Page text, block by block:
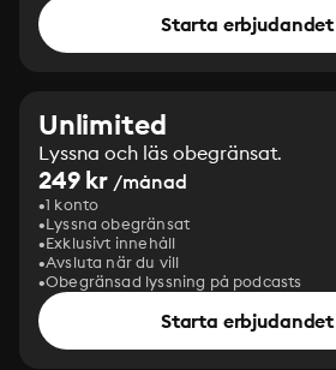
Starta erbjudandet
Unlimited
Lyssna och läs obegränsat.
249 kr /månad
1 konto
Lyssna obegränsat
Exklusivt innehåll
Avsluta när du vill
Obegränsad lyssning på podcasts
Starta erbjudandet